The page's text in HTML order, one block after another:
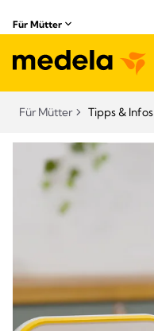
Für Mütter
Für Mütter Tipps & Infos